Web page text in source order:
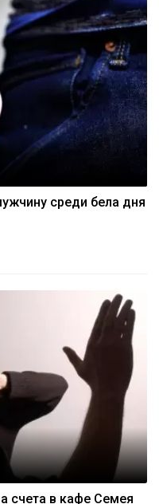
среди бела дня
счета в кафе Семея